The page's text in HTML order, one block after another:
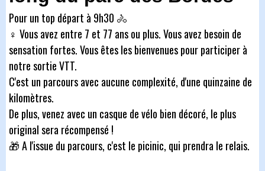
Pour un top départ à 9h30 🚴‍
♀️ Vous avez entre 7 et 77 ans ou plus. Vous avez besoin de
sensation fortes. Vous êtes les bienvenues pour participer à
notre sortie VTT.
C'est un parcours avec aucune complexité, d'une quinzaine de
kilomètres.
De plus, venez avec un casque de vélo bien décoré, le plus
original sera récompensé !
🎁 A l'issue du parcours, c'est le picinic, qui prendra le relais.